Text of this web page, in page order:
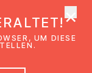
UM DIESE
×